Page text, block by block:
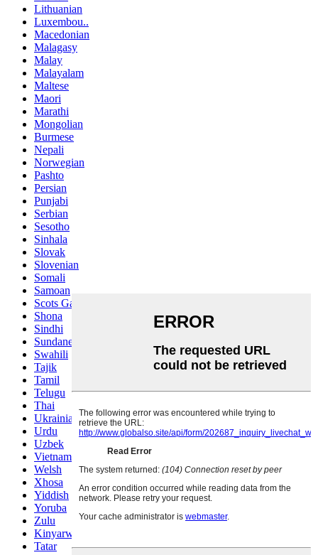
Lithuanian
Luxembou..
Macedonian
Malagasy
Malay
Malayalam
Maltese
Maori
Marathi
Mongolian
Burmese
Nepali
Norwegian
Pashto
Persian
Punjabi
Serbian
Sesotho
Sinhala
Slovak
Slovenian
Somali
Samoan
Scots Gaelic
Shona
Sindhi
Sundanese
Swahili
Tajik
Tamil
Telugu
Thai
Ukrainian
Urdu
Uzbek
Vietnamese
Welsh
Xhosa
Yiddish
Yoruba
Zulu
Kinyarwanda
Tatar